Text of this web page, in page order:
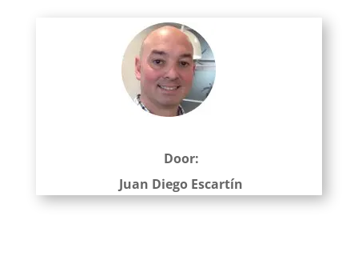
Door:
Juan Diego Escartín